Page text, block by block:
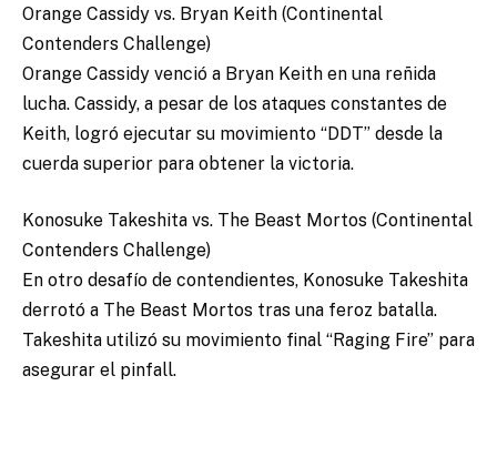
Orange Cassidy vs. Bryan Keith (Continental
Contenders Challenge)
Orange Cassidy venció a Bryan Keith en una reñida
lucha. Cassidy, a pesar de los ataques constantes de
Keith, logró ejecutar su movimiento “DDT” desde la
cuerda superior para obtener la victoria.
Konosuke Takeshita vs. The Beast Mortos (Continental
Contenders Challenge)
En otro desafío de contendientes, Konosuke Takeshita
derrotó a The Beast Mortos tras una feroz batalla.
Takeshita utilizó su movimiento final “Raging Fire” para
asegurar el pinfall.